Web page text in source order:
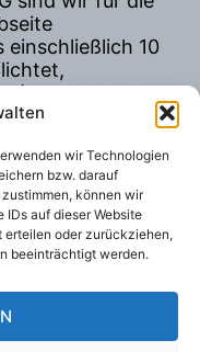
wir Technologien
bzw. darauf
können wir
auf dieser Website
erteilen oder zurückziehen,
beeinträchtigt werden.
10
fremde Inhalte zu
zu
von
Gesetzen